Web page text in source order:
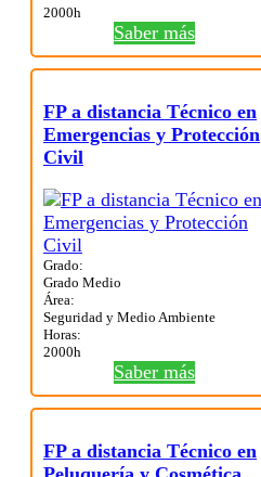
2000h
Saber más
FP a distancia Técnico en
Emergencias y Protección
Civil
Grado:
Grado Medio
Área:
Seguridad y Medio Ambiente
Horas:
2000h
Saber más
FP a distancia Técnico en